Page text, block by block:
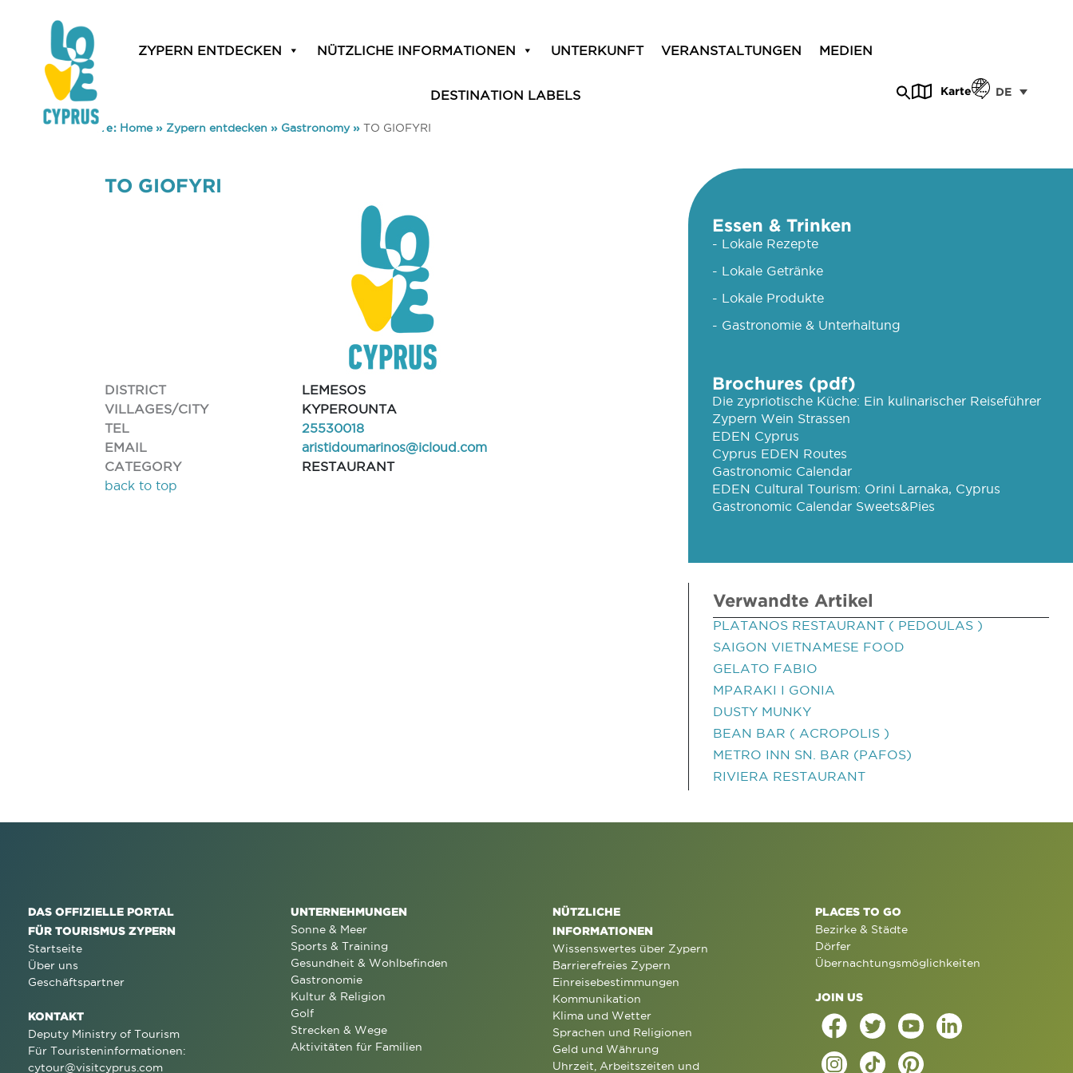
ZYPERN ENTDECKEN NÜTZLICHE INFORMATIONEN UNTERKUNFT VERANSTALTUNGEN MEDIEN
DESTINATION LABELS Karte DE
You are here: Home» Zypern entdecken » Gastronomy» TO GIOFYRI
TO GIOFYRI
DISTRICT
LEMESOS
VILLAGES/CITY
KYPEROUNTA
TEL
25530018
EMAIL
aristidoumarinos@icloud.com
CATEGORY
RESTAURANT
back to top
Essen & Trinken
- Lokale Rezepte
- Lokale Getränke
- Lokale Produkte
- Gastronomie & Unterhaltung
Brochures (pdf)
Die zypriotische Küche: Ein kulinarischer Reiseführer
Zypern Wein Strassen
EDEN Cyprus
Cyprus EDEN Routes
Gastronomic Calendar
EDEN Cultural Tourism: Orini Larnaka, Cyprus
Gastronomic Calendar Sweets&Pies
Verwandte Artikel
PLATANOS RESTAURANT ( PEDOULAS )
SAIGON VIETNAMESE FOOD
GELATO FABIO
MPARAKI I GONIA
DUSTY MUNKY
BEAN BAR ( ACROPOLIS )
METRO INN SN. BAR (PAFOS)
RIVIERA RESTAURANT
DAS OFFIZIELLE PORTAL
FÜR TOURISMUS ZYPERN
Startseite
Über uns
Geschäftspartner
KONTAKT
Deputy Ministry of Tourism
Für Touristeninformationen:
cytour@visitcyprus.com
UNTERNEHMUNGEN
Sonne & Meer
Sports & Training
Gesundheit & Wohlbefinden
Gastronomie
Kultur & Religion
Golf
Strecken & Wege
Aktivitäten für Familien
NÜTZLICHE
INFORMATIONEN
Wissenswertes über Zypern
Barrierefreies Zypern
Einreisebestimmungen
Kommunikation
Klima und Wetter
Sprachen und Religionen
Geld und Währung
Uhrzeit, Arbeitszeiten und
PLACES TO GO
Bezirke & Städte
Dörfer
Übernachtungsmöglichkeiten
JOIN US